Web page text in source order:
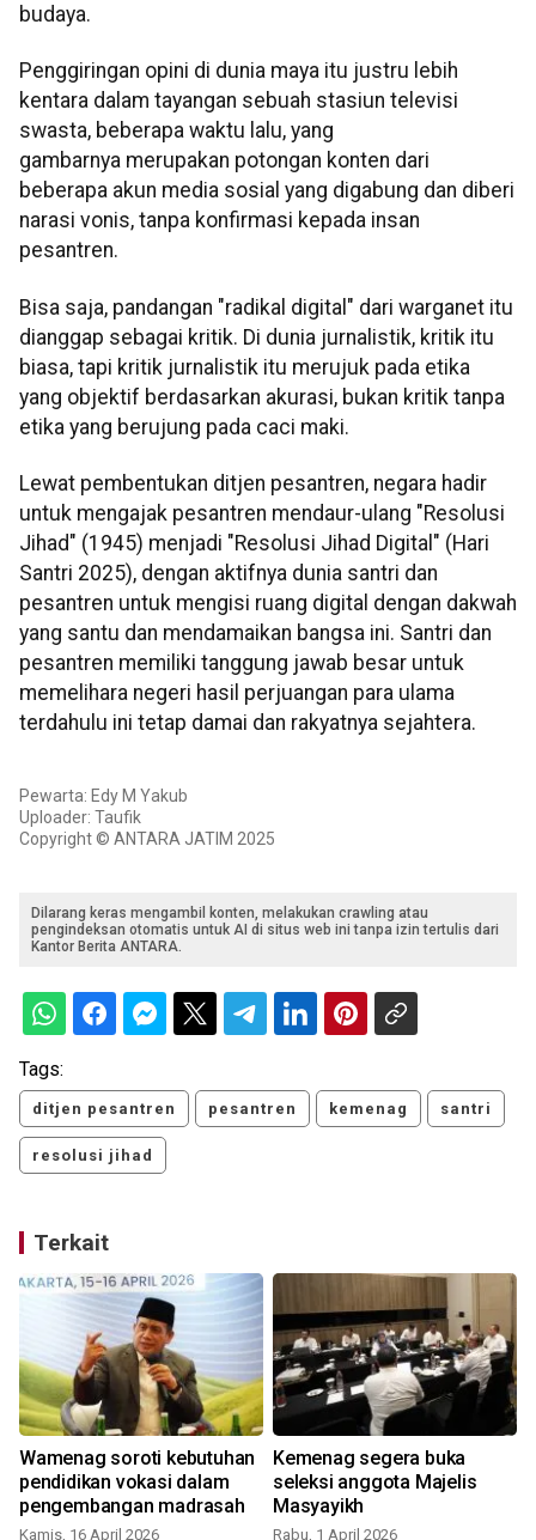
budaya.
Penggiringan opini di dunia maya itu justru lebih
kentara dalam tayangan sebuah stasiun televisi
swasta, beberapa waktu lalu, yang
gambarnya merupakan potongan konten dari
beberapa akun media sosial yang digabung dan diberi
narasi vonis, tanpa konfirmasi kepada insan
pesantren.
Bisa saja, pandangan "radikal digital" dari warganet itu
dianggap sebagai kritik. Di dunia jurnalistik, kritik itu
biasa, tapi kritik jurnalistik itu merujuk pada etika
yang objektif berdasarkan akurasi, bukan kritik tanpa
etika yang berujung pada caci maki.
Lewat pembentukan ditjen pesantren, negara hadir
untuk mengajak pesantren mendaur-ulang "Resolusi
Jihad" (1945) menjadi "Resolusi Jihad Digital" (Hari
Santri 2025), dengan aktifnya dunia santri dan
pesantren untuk mengisi ruang digital dengan dakwah
yang santu dan mendamaikan bangsa ini. Santri dan
pesantren memiliki tanggung jawab besar untuk
memelihara negeri hasil perjuangan para ulama
terdahulu ini tetap damai dan rakyatnya sejahtera.
Pewarta: Edy M Yakub
Uploader: Taufik
Copyright © ANTARA JATIM 2025
Dilarang keras mengambil konten, melakukan crawling atau
pengindeksan otomatis untuk AI di situs web ini tanpa izin tertulis dari
Kantor Berita ANTARA.
Tags:
ditjen pesantren pesantren kemenag santri
resolusi jihad
Terkait
Wamenag soroti kebutuhan
pendidikan vokasi dalam
pengembangan madrasah
Kamis, 16 April 2026
Kemenag segera buka
seleksi anggota Majelis
Masyayikh
Rabu, 1 April 2026